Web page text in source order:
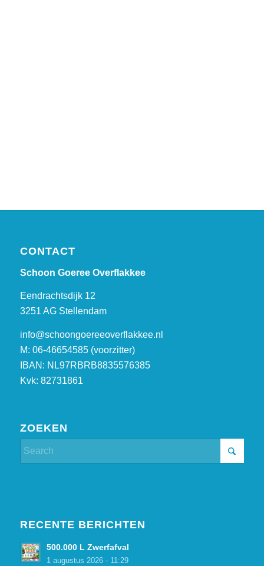
CONTACT
Schoon Goeree Overflakkee
Eendrachtsdijk 12
3251 AG Stellendam
info@schoongoereeoverflakkee.nl
M: 06-46654585 (voorzitter)
IBAN: NL97RBRB8835576385
Kvk: 82731861
ZOEKEN
RECENTE BERICHTEN
500.000 L Zwerfafval
1 augustus 2026 - 11:29